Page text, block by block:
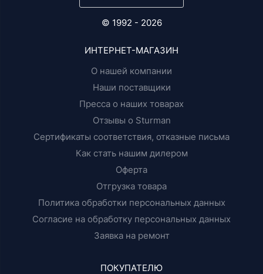
© 1992 - 2026
ИНТЕРНЕТ-МАГАЗИН
О нашей компании
Наши поставщики
Пресса о наших товарах
Отзывы о Sturman
Сертификаты соответствия, отказные письма
Как стать нашим дилером
Оферта
Отгрузка товара
Политика обработки персональных данных
Согласие на обработку персональных данных
Заявка на ремонт
ПОКУПАТЕЛЮ